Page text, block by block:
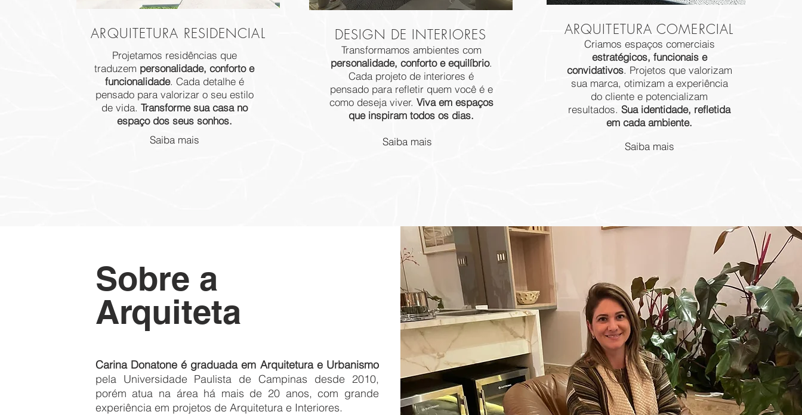
ARQUITETURA RESIDENCIAL
Projetamos residências que
traduzem personalidade, conforto e
funcionalidade. Cada detalhe é
pensado para valorizar o seu estilo
de vida. Transforme sua casa no
espaço dos seus sonhos.
Saiba mais
DESIGN DE INTERIORES
Transformamos ambientes com
personalidade, conforto e equilíbrio.
Cada projeto de interiores é
pensado para refletir quem você é e
como deseja viver. Viva em espaços
que inspiram todos os dias.
Saiba mais
ARQUITETURA COMERCIAL
Criamos espaços comerciais
estratégicos, funcionais e
convidativos. Projetos que valorizam
sua marca, otimizam a experiência
do cliente e potencializam
resultados. Sua identidade, refletida
em cada ambiente.
Saiba mais
Sobre a
Arquiteta
Carina Donatone é graduada em Arquitetura e Urbanismo
pela Universidade Paulista de Campinas desde 2010,
porém atua na área há mais de 20 anos, com grande
experiência em projetos de Arquitetura e Interiores.